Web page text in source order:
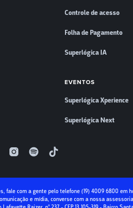
Controle de acesso
Folha de Pagamento
Superlógica IA
EVENTOS
Superlógica Xperience
Superlógica Next
fale com a gente pelo telefone (19) 4009 6800 em
e mídia, converse com a nossa